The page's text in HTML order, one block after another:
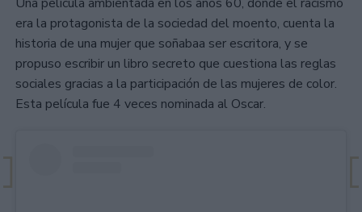
era la protagonista de la sociedad del moento, cuenta la
historia de una mujer que soñabaa ser escritora, y se
propuso escribir un libro secreto que cuestiona las reglas
sociales gracias a la participación de las mujeres de color.
Esta película fue 4 veces nominada al Oscar.